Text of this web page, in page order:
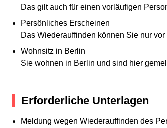
Das gilt auch für einen vorläufigen
Persönliches Erscheinen
Das Wiederauffinden können Sie nur
Wohnsitz in Berlin
Sie wohnen in Berlin und sind hier
Erforderliche Unterlagen
Meldung wegen Wiederauffinden des